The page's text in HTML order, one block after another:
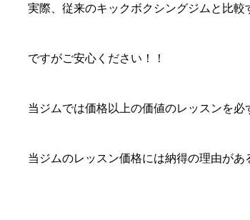
実際、従来のキックボクシングジムと比
ですがご安心ください！！
当ジムでは価格以上の価値のレッスンを必
当ジムのレッスン価格には納得の理由があ